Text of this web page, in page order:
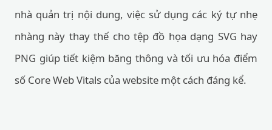
nhà quản trị nội dung, việc sử dụng các ký tự nhẹ
nhàng này thay thế cho tệp đồ họa dạng SVG hay
PNG giúp tiết kiệm băng thông và tối ưu hóa điểm
số Core Web Vitals của website một cách đáng kể.